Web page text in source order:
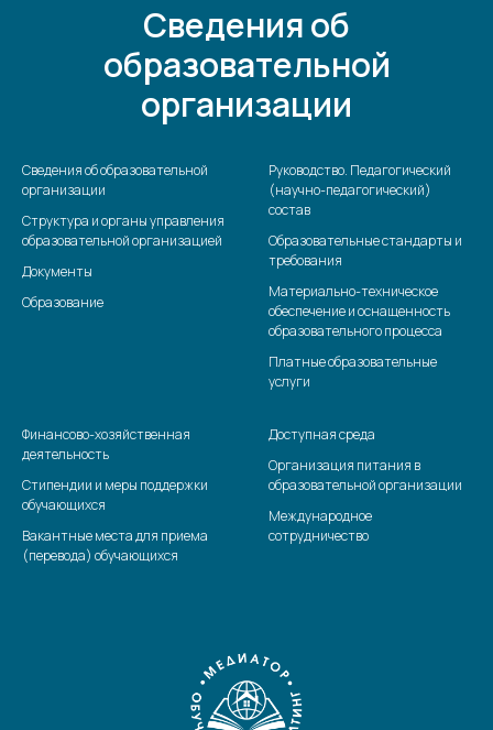
Сведения об
образовательной
организации
Сведения об образовательной
организации
Структура и органы управления
образовательной организацией
Документы
Образование
Руководство. Педагогический
(научно-педагогический)
состав
Образовательные стандарты и
требования
Материально-техническое
обеспечение и оснащенность
образовательного процесса
Платные образовательные
услуги
Финансово-хозяйственная
деятельность
Стипендии и меры поддержки
обучающихся
Вакантные места для приема
(перевода) обучающихся
Доступная среда
Организация питания в
образовательной организации
Международное
сотрудничество